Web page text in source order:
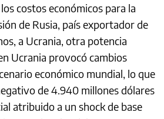
costos económicos para la
de Rusia, país exportador de
a Ucrania, otra potencia
Ucrania provocó cambios
económico mundial, lo que
de 4.940 millones dólares
atribuido a un shock de base